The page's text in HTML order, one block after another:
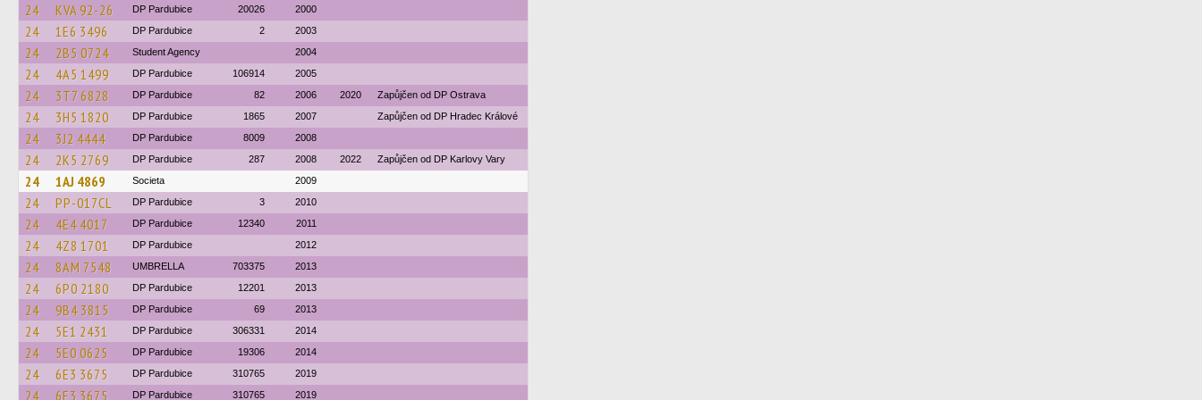
24 KVA 92-26 DP Pardubice 20026 2000
24 1E6 3496 DP Pardubice 2 2003
24 2B5 0724 Student Agency 2004
24 4A5 1499 DP Pardubice 106914 2005
24 3T7 6828 DP Pardubice 82 2006 2020 Zapůjčen od DP Ostrava
24 3H5 1820 DP Pardubice 1865 2007 Zapůjčen od DP Hradec Králové
24 3J2 4444 DP Pardubice 8009 2008
24 2K5 2769 DP Pardubice 287 2008 2022 Zapůjčen od DP Karlovy Vary
24 1AJ 4869 Societa 2009
24 PP-017CL DP Pardubice 3 2010
24 4E4 4017 DP Pardubice 12340 2011
24 4Z8 1701 DP Pardubice 2012
24 8AM 7548 UMBRELLA 703375 2013
24 6P0 2180 DP Pardubice 12201 2013
24 9B4 3815 DP Pardubice 69 2013
24 5E1 2431 DP Pardubice 306331 2014
24 5E0 0625 DP Pardubice 19306 2014
24 6E3 3675 DP Pardubice 310765 2019
24 6E3 3675 DP Pardubice 310765 2019